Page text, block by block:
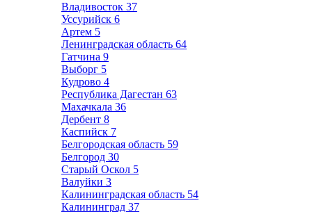
Владивосток 37
Уссурийск 6
Артем 5
Ленинградская область 64
Гатчина 9
Выборг 5
Кудрово 4
Республика Дагестан 63
Махачкала 36
Дербент 8
Каспийск 7
Белгородская область 59
Белгород 30
Старый Оскол 5
Валуйки 3
Калининградская область 54
Калининград 37